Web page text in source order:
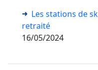
Les stations de
retraité
16/05/2024